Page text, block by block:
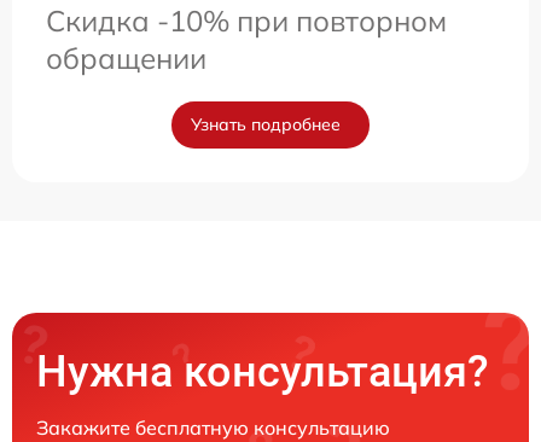
Скидка -10% при повторном
обращении
Узнать подробнее
Нужна консультация?
Закажите бесплатную консультацию